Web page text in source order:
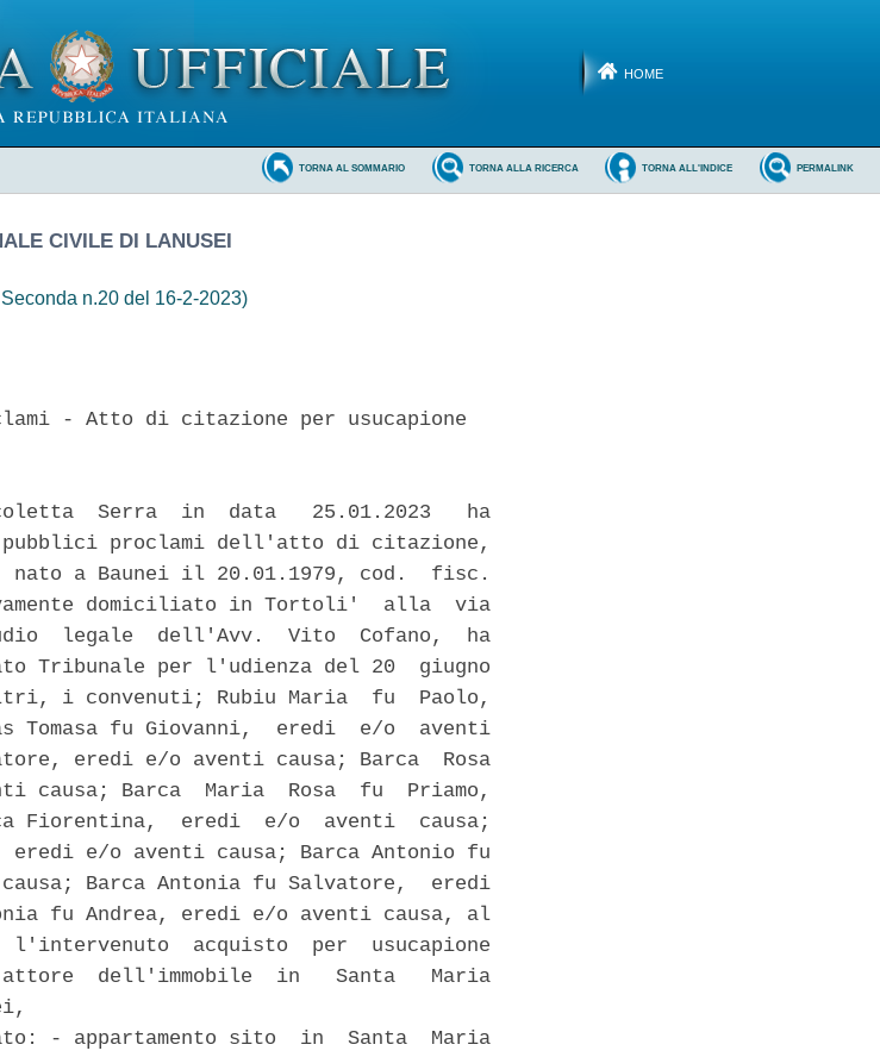
HOME
PERMALINK
TORNA ALL'INDICE
TORNA ALLA RICERCA
TORNA AL SOMMARIO
CIVILE DI LANUSEI
n.20 del 16-2-2023)
- Atto di citazione per usucapione
Serra  in  data   25.01.2023   ha
proclami dell'atto di citazione,
nato a Baunei il 20.01.1979, cod.  fisc.
domiciliato in Tortoli'  alla  via
legale  dell'Avv.  Vito  Cofano,  ha
Tribunale per l'udienza del 20  giugno
i convenuti; Rubiu Maria  fu  Paolo,
Tomasa fu Giovanni,  eredi  e/o  aventi
eredi e/o aventi causa; Barca  Rosa
causa; Barca  Maria  Rosa  fu  Priamo,
Fiorentina,  eredi  e/o  aventi  causa;
e/o aventi causa; Barca Antonio fu
Barca Antonia fu Salvatore,  eredi
fu Andrea, eredi e/o aventi causa, al
acquisto  per  usucapione
dell'immobile  in   Santa   Maria
- appartamento sito  in  Santa  Maria